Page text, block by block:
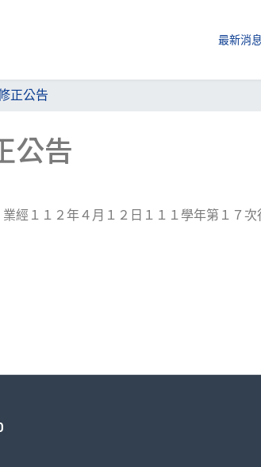
最新消息
正公告
公告
業經１１２年４月１２日１１１學年第１７